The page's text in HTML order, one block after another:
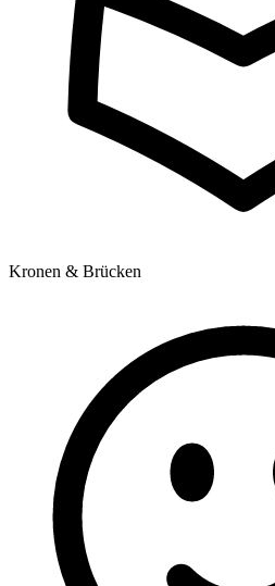
Kronen & Brücken